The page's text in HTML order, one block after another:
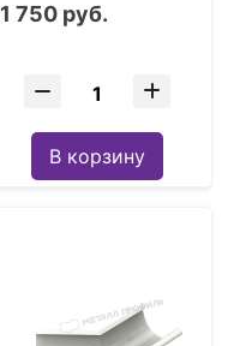
1 750 руб.
В корзину